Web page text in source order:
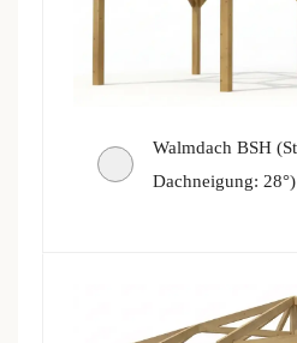
Walmdach BSH (Standard-
Dachneigung: 28°)